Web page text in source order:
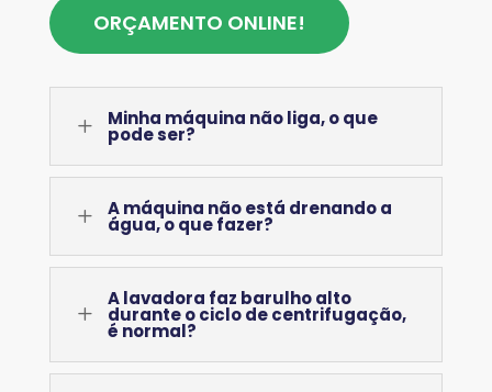
ORÇAMENTO ONLINE!
L Minha máquina não liga, o que
pode ser?
L A máquina não está drenando a
água, o que fazer?
L
A lavadora faz barulho alto
durante o ciclo de centrifugação,
é normal?